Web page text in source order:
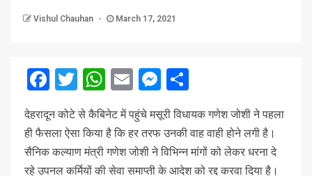
Vishul Chauhan March 17, 2021
Facebook
Twitter
WhatsApp
EmailMessenger
देहरादून कोटे से कैबिनेट में पहुंचे मसूरी विधायक गणेश जोशी ने पहला
ही फैसला ऐसा किया है कि हर तरफ उनकी वाह वाही होने लगी है।
सैनिक कल्याण मंत्री गणेश जोशी ने विभिन्न मांगों को लेकर धरना दे
रहे उपनल कर्मियों की सेवा समाप्ती के आदेश को रद्द करवा दिया है।